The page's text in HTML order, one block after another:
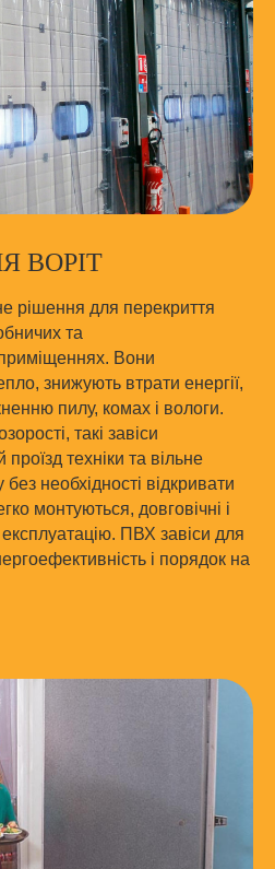
ВОРІТ
рішення для перекриття
та
Вони
знижують втрати енергії,
пилу, комах і вологи.
такі завіси
техніки та вільне
необхідності відкривати
монтуються, довговічні і
ПВХ завіси для
і порядок на